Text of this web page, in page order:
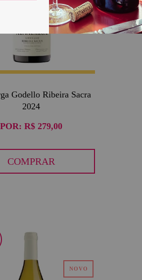
Godello Ribeira Sacra
2024
POR: R$ 279,00
COMPRAR